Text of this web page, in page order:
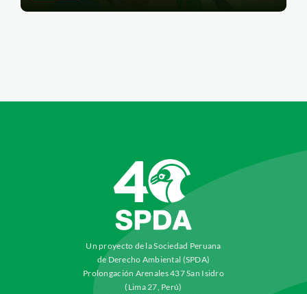
Un proyecto de la Sociedad Peruana
de Derecho Ambiental (SPDA)
Prolongación Arenales 437 San Isidro
(Lima 27, Perú)